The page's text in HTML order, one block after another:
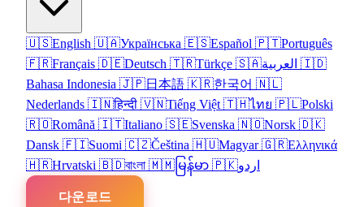
🇺🇸English 🇺🇦Українська 🇪🇸Español 🇵🇹Português
🇫🇷Français 🇩🇪Deutsch 🇹🇷Türkçe 🇸🇦
🇮🇩
Bahasa Indonesia 🇯🇵日本語 🇰🇷한국어 🇳🇱
Nederlands 🇮🇳हिन्दी 🇻🇳Tiếng Việt 🇹🇭ไทย 🇵🇱Polski
🇷🇴Română 🇮🇹Italiano 🇸🇪Svenska 🇳🇴Norsk 🇩🇰
Dansk 🇫🇮Suomi 🇨🇿Čeština 🇭🇺Magyar🇬🇷Ελληνικά
🇭🇷Hrvatski 🇧🇩বাংলা 🇲🇲 မြန်မာ 🇵🇰اردو
다운로드